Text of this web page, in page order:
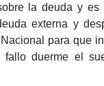
la deuda y es
externa y
para que
fallo duerme el